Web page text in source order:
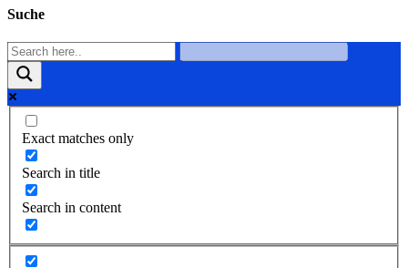
Suche
Exact matches only
Search in title
Search in content